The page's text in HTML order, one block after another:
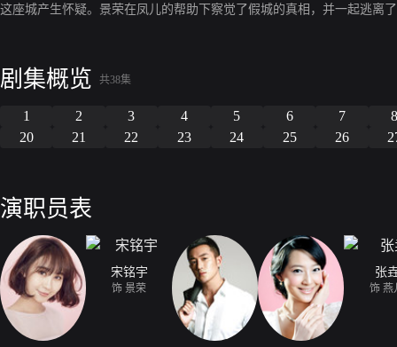
这座城产生怀疑。景荣在凤儿的帮助下察觉了假城的真相，并一起逃离
剧集概览 共38集
1 2 3 4 5 6 7
20
21 22 23 24 25 26
演职员表
宋铭宇
饰 景荣
张
饰 燕